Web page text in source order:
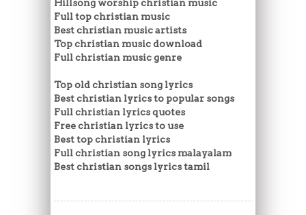
Hillsong worship christian music
Full top christian music
Best christian music artists
Top christian music download
Full christian music genre
Top old christian song lyrics
Best christian lyrics to popular songs
Full christian lyrics quotes
Free christian lyrics to use
Best top christian lyrics
Full christian song lyrics malayalam
Best christian songs lyrics tamil